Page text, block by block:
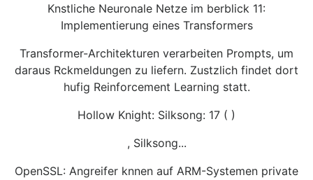
Knstliche Neuronale Netze im berblick 11:
Implementierung eines Transformers
Transformer-Architekturen verarbeiten Prompts, um
daraus Rckmeldungen zu liefern. Zustzlich findet dort
hufig Reinforcement Learning statt.
Hollow Knight: Silksong: 17 ( )
, Silksong...
OpenSSL: Angreifer knnen auf ARM-Systemen private